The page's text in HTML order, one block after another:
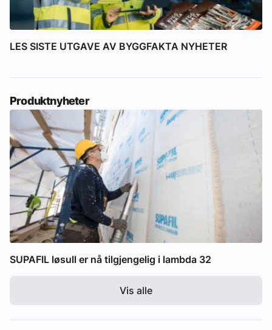
LES SISTE UTGAVE AV BYGGFAKTA NYHETER
Produktnyheter
SUPAFIL løsull er nå tilgjengelig i lambda 32
Vis alle